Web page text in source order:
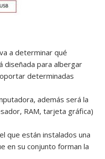
a determinar qué
diseñada para albergar
determinadas
además será la
RAM, tarjeta gráfica)
que están instalados una
en su conjunto forman la